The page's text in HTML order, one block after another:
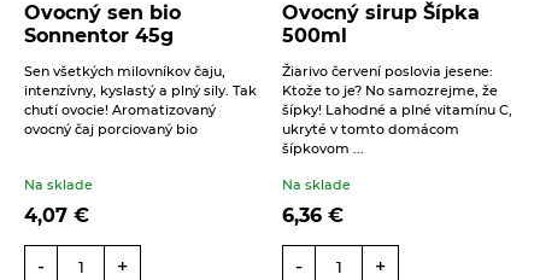
Ovocný sen bio
Sonnentor 45g
Sen všetkých milovníkov čaju,
intenzívny, kyslastý a plný sily. Tak
chutí ovocie! Aromatizovaný
ovocný čaj porciovaný bio
Na sklade
4,07 €
- +
Ovocný sirup Šípka
500ml
Žiarivo červení poslovia jesene:
Ktože to je? No samozrejme, že
šípky! Lahodné a plné vitamínu C,
ukryté v tomto domácom
šípkovom ...
Na sklade
6,36 €
- +